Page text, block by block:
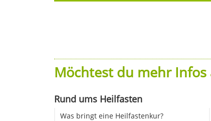
Möchtest du mehr
Rund ums Heilfasten
Was bringt eine Heilfastenkur?